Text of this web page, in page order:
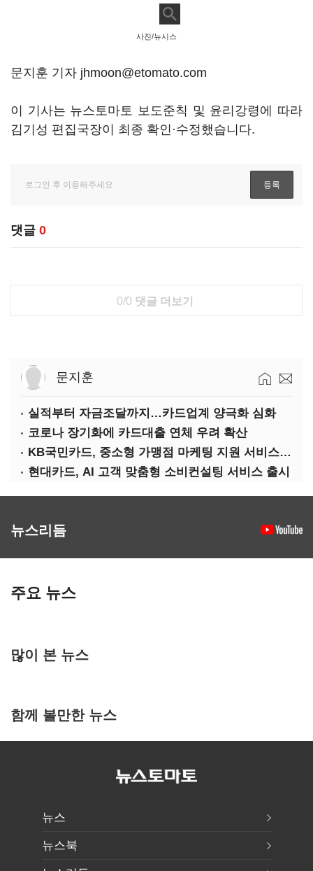
사진/뉴시스
문지훈 기자 jhmoon@etomato.com
이 기사는 뉴스토마토 보도준칙 및 윤리강령에 따라
김기성 편집국장이 최종 확인·수정했습니다.
댓글 0
0/0 댓글 더보기
문지훈
실적부터 자금조달까지…카드업계 양극화 심화
코로나 장기화에 카드대출 연체 우려 확산
KB국민카드, 중소형 가맹점 마케팅 지원 서비스 출시
현대카드, AI 고객 맞춤형 소비컨설팅 서비스 출시
뉴스리듬
주요 뉴스
많이 본 뉴스
함께 볼만한 뉴스
뉴스
뉴스북